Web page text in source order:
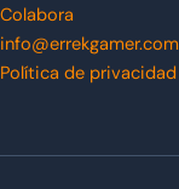
Colabora
info@errekgamer.com
Política de privacidad